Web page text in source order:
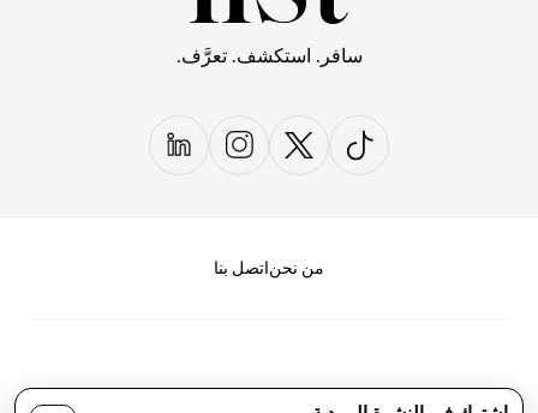
سافر. استكشف. تعرَّف.
من نحن اتصل بنا